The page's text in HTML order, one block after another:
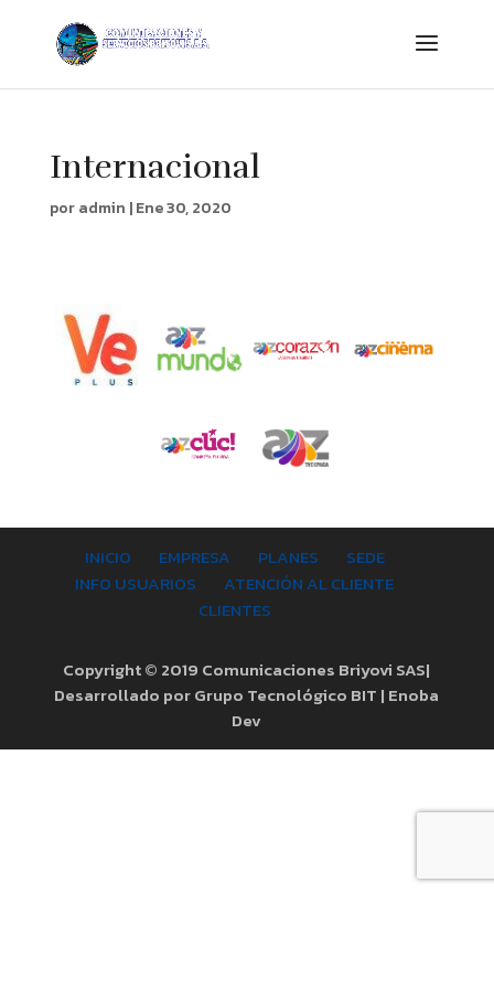
Internacional
poradmin |Ene 30, 2020
INICIO EMPRESA PLANES
SEDE
INFO USUARIOS
ATENCIÓN AL CLIENTE
CLIENTES
Copyright © 2019 Comunicaciones Briyovi SAS|
Desarrollado por Grupo Tecnológico BIT | Enoba
Dev